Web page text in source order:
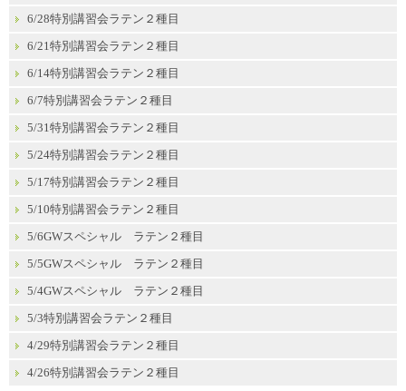
6/28特別講習会ラテン２種目
6/21特別講習会ラテン２種目
6/14特別講習会ラテン２種目
6/7特別講習会ラテン２種目
5/31特別講習会ラテン２種目
5/24特別講習会ラテン２種目
5/17特別講習会ラテン２種目
5/10特別講習会ラテン２種目
5/6GWスペシャル ラテン２種目
5/5GWスペシャル ラテン２種目
5/4GWスペシャル ラテン２種目
5/3特別講習会ラテン２種目
4/29特別講習会ラテン２種目
4/26特別講習会ラテン２種目